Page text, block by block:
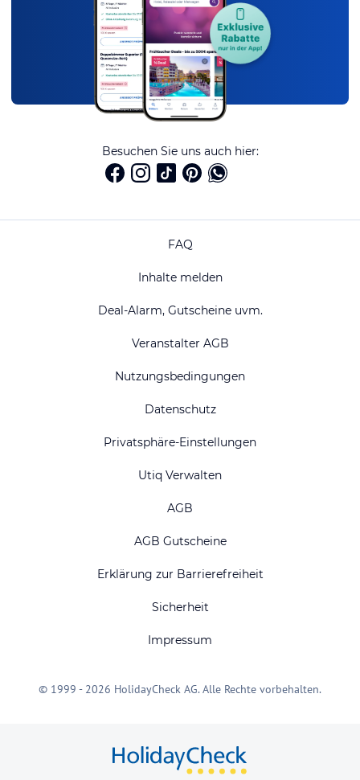
Besuchen Sie uns auch hier:
FAQ
Inhalte melden
Deal-Alarm, Gutscheine uvm.
Veranstalter AGB
Nutzungsbedingungen
Datenschutz
Privatsphäre-Einstellungen
Utiq Verwalten
AGB
AGB Gutscheine
Erklärung zur Barrierefreiheit
Sicherheit
Impressum
© 1999 - 2026 HolidayCheck AG. Alle Rechte vorbehalten.